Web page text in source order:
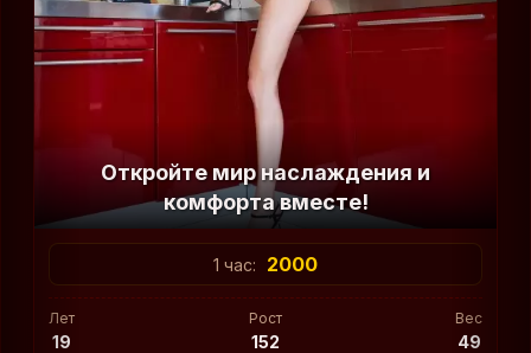
Откройте мир наслаждения и
комфорта вместе!
1 час: 2000
Лет
19
Рост
152
Вес
49